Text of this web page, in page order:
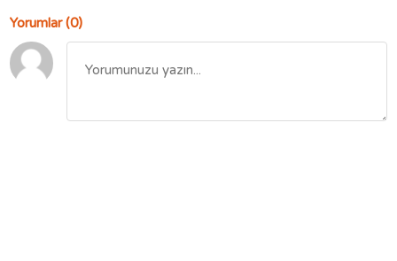
Yorumlar (0)